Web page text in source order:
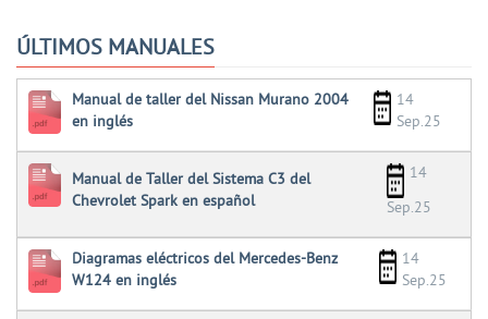
ÚLTIMOS MANUALES
Manual de taller del Nissan Murano 2004
en inglés
14
Sep.25
Manual de Taller del Sistema C3 del
Chevrolet Spark en español
14
Sep.25
Diagramas eléctricos del Mercedes-Benz
W124 en inglés
14
Sep.25